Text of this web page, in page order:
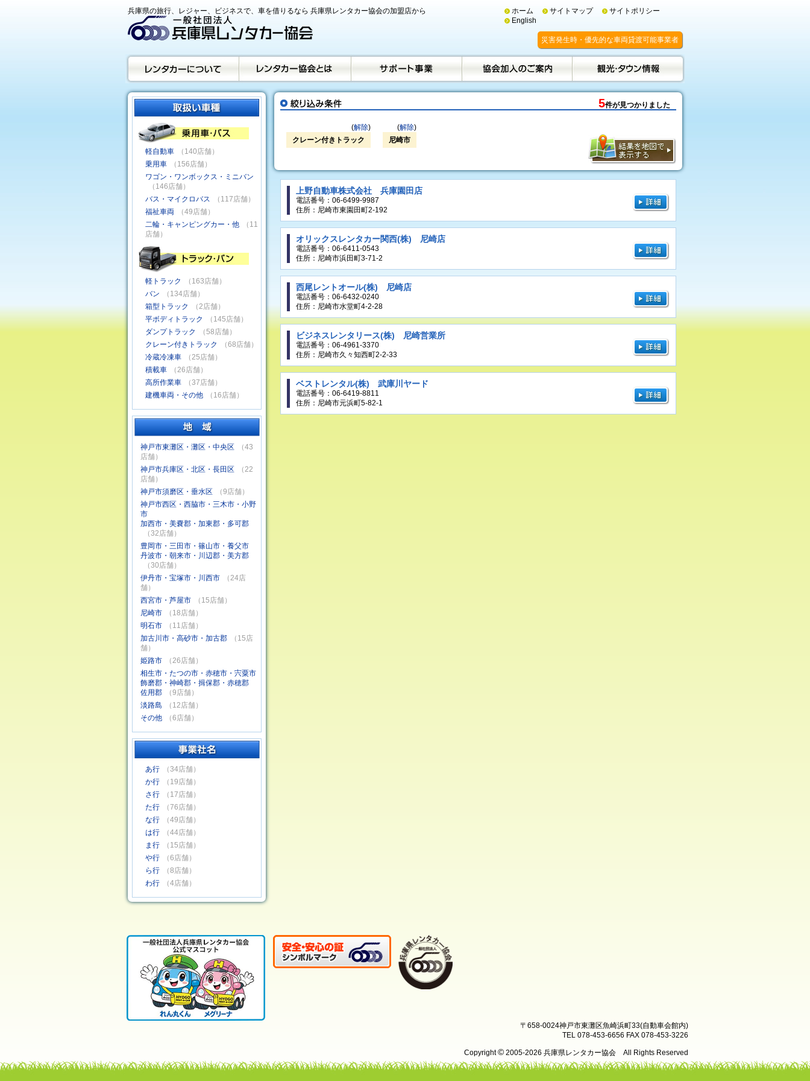
兵庫県の旅行、レジャー、ビジネスで、車を借りるなら 兵庫県レンタカー協会の加盟店から ホーム サイトマップ
サイトポリシー
English
災害発生時・優先的な車両貸渡可能事業者
5件が見つかりました
(解除)
クレーン付きトラック
(解除)
尼崎市
軽自動車
（140店舗）
乗用車
（156店舗）
ワゴン・ワンボックス・ミニバン
（146店舗）
バス・マイクロバス
（117店舗）
福祉車両
（49店舗）
二輪・キャンピングカー・他
（11
店舗）
軽トラック
（163店舗）
バン
（134店舗）
箱型トラック
（2店舗）
平ボディトラック
（145店舗）
ダンプトラック
（58店舗）
クレーン付きトラック
（68店舗）
冷蔵冷凍車
（25店舗）
積載車
（26店舗）
高所作業車
（37店舗）
建機車両・その他
（16店舗）
神戸市東灘区・灘区・中央区
（43
店舗）
神戸市兵庫区・北区・長田区
（22
店舗）
神戸市須磨区・垂水区
（9店舗）
神戸市西区・西脇市・三木市・小野
市
加西市・美嚢郡・加東郡・多可郡
（32店舗）
豊岡市・三田市・篠山市・養父市
丹波市・朝来市・川辺郡・美方郡
（30店舗）
伊丹市・宝塚市・川西市
（24店
舗）
西宮市・芦屋市
（15店舗）
尼崎市
（18店舗）
明石市
（11店舗）
加古川市・高砂市・加古郡
（15店
舗）
姫路市
（26店舗）
相生市・たつの市・赤穂市・宍粟市
飾磨郡・神崎郡・揖保郡・赤穂郡
佐用郡
（9店舗）
淡路島
（12店舗）
その他
（6店舗）
あ行
（34店舗）
か行
（19店舗）
さ行
（17店舗）
た行
（76店舗）
な行
（49店舗）
は行
（44店舗）
ま行
（15店舗）
や行
（6店舗）
ら行
（8店舗）
わ行
（4店舗）
上野自動車株式会社 兵庫園田店
電話番号：06-6499-9987
住所：尼崎市東園田町2-192
オリックスレンタカー関西(株) 尼崎店
電話番号：06-6411-0543
住所：尼崎市浜田町3-71-2
西尾レントオール(株) 尼崎店
電話番号：06-6432-0240
住所：尼崎市水堂町4-2-28
ビジネスレンタリース(株) 尼崎営業所
電話番号：06-4961-3370
住所：尼崎市久々知西町2-2-33
ベストレンタル(株) 武庫川ヤード
電話番号：06-6419-8811
住所：尼崎市元浜町5-82-1
〒658-0024神戸市東灘区魚崎浜町33(自動車会館内)
TEL 078-453-6656 FAX 078-453-3226
Copyright© 2005-2026 兵庫県レンタカー協会 All Rights Reserved